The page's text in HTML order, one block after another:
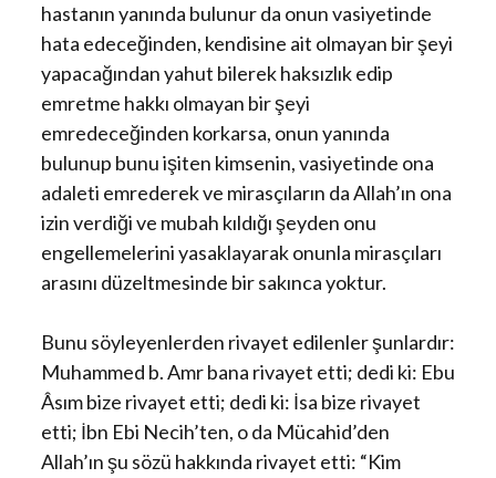
hastanın yanında bulunur da onun vasiyetinde
hata edeceğinden, kendisine ait olmayan bir şeyi
yapacağından yahut bilerek haksızlık edip
emretme hakkı olmayan bir şeyi
emredeceğinden korkarsa, onun yanında
bulunup bunu işiten kimsenin, vasiyetinde ona
adaleti emrederek ve mirasçıların da Allah’ın ona
izin verdiği ve mubah kıldığı şeyden onu
engellemelerini yasaklayarak onunla mirasçıları
arasını düzeltmesinde bir sakınca yoktur.
Bunu söyleyenlerden rivayet edilenler şunlardır:
Muhammed b. Amr bana rivayet etti; dedi ki: Ebu
Âsım bize rivayet etti; dedi ki: İsa bize rivayet
etti; İbn Ebi Necih’ten, o da Mücahid’den
Allah’ın şu sözü hakkında rivayet etti: “Kim